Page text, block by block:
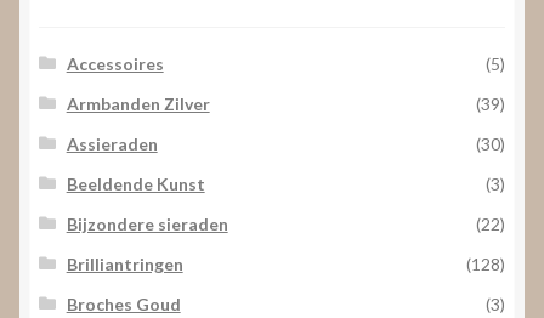
Accessoires
(5)
Armbanden Zilver
(39)
Assieraden
(30)
Beeldende Kunst
(3)
Bijzondere sieraden
(22)
Brilliantringen
(128)
Broches Goud
(3)